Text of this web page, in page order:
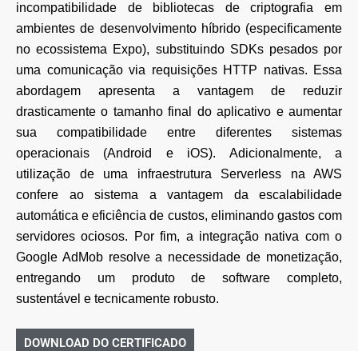
incompatibilidade de bibliotecas de criptografia em
ambientes de desenvolvimento híbrido (especificamente
no ecossistema Expo), substituindo SDKs pesados por
uma comunicação via requisições HTTP nativas. Essa
abordagem apresenta a
vantagem de reduzir
drasticamente o tamanho final do aplicativo e aumentar
sua compatibilidade
entre diferentes sistemas
operacionais (Android e iOS). Adicionalmente, a
utilização de uma
infraestrutura Serverless na AWS
confere ao sistema a vantagem da escalabilidade
automática e eficiência de custos, eliminando gastos com
servidores ociosos. Por fim, a integração nativa com o
Google AdMob resolve a necessidade de monetização,
entregando um produto de software
completo,
sustentável e tecnicamente robusto.
DOWNLOAD DO CERTIFICADO